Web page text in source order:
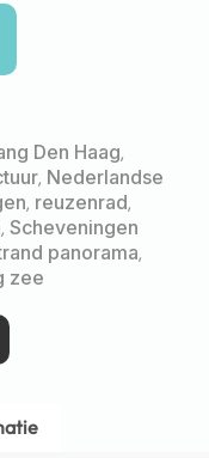
Den Haag,
, Nederlandse
, reuzenrad,
, Scheveningen
panorama,
zee